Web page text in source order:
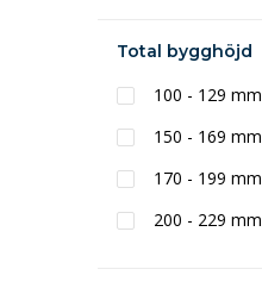
Total bygghöjd
100 - 129 mm
150 - 169 mm
170 - 199 mm
200 - 229 mm